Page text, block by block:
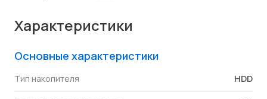
Характеристики
Основные характеристики
Тип накопителя HDD